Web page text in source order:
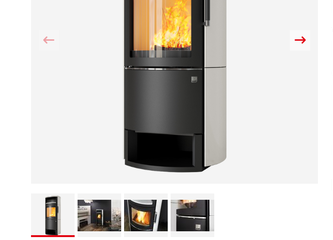
Kamin und Rauchmelder
Pelletofen im Wohnzimmer
Alternativen zu Öl und Gas
Wärmepumpe mit Kamin
Holzvergaserkessel
Heizen mit Pellets